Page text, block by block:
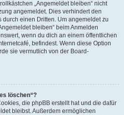
„Angemeldet bleiben“ nicht
angemeldet. Dies verhindert den
einen Dritten. Um angemeldet zu
bleiben“ beim Anmelden
wenn du dich an einem öffentlichen
befindest. Wenn diese Option
sie vermutlich von der Board-
löschen“?
die phpBB erstellt hat und die dafür
bleibst. Außerdem ermöglichen